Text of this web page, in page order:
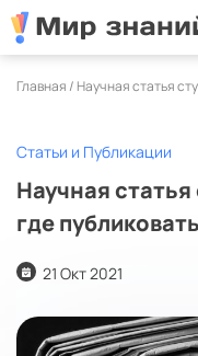
Главная / Научная статья
Статьи и Публикации
Научная статья
где
21 Окт 2021